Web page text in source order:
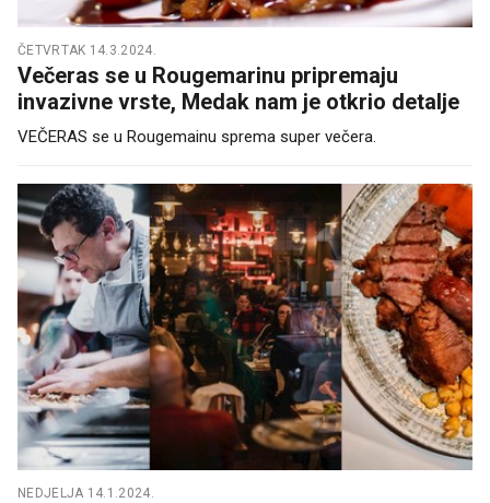
ČETVRTAK 14.3.2024.
Večeras se u Rougemarinu pripremaju
invazivne vrste, Medak nam je otkrio detalje
VEČERAS se u Rougemainu sprema super večera.
NEDJELJA 14.1.2024.